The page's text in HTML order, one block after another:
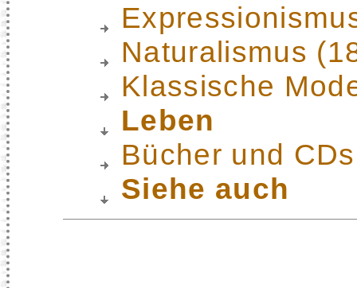
Naturalismus
Klassische
Leben
Bücher und CDs
Siehe auch